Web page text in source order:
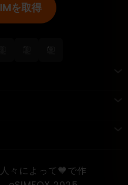
を取得
々によって🧡で作